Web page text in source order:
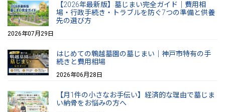
【2026年最新版】墓じまい完全ガイド｜費用相
場・行政手続き・トラブルを防ぐ7つの準備と供養
先の選び方
2026年07月29日
はじめての鵯越墓園の墓じまい｜神戸市特有の手
続きと費用相場
2026年06月28日
【月1件の小さなお手伝い】経済的な理由で墓じま
い納骨をお悩みの方へ